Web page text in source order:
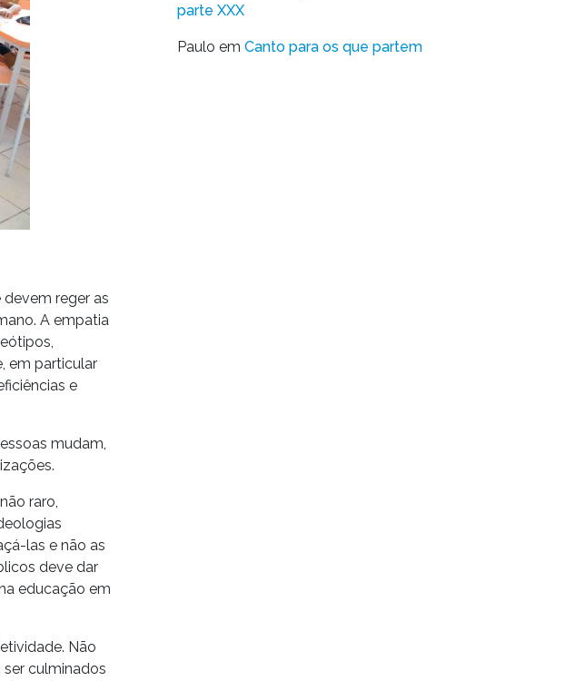
reger as
A empatia
em particular
e
mudam,
raro,
las e não as
deve dar
educação em
Não
culminados
parte XXX
Paulo em Canto para os que partem